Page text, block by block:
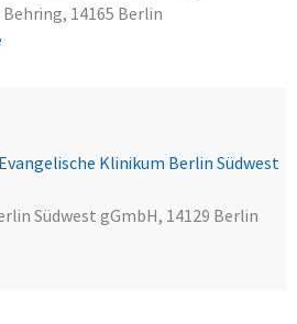
14165 Berlin
Klinikum Berlin Südwest
Südwest gGmbH, 14129 Berlin